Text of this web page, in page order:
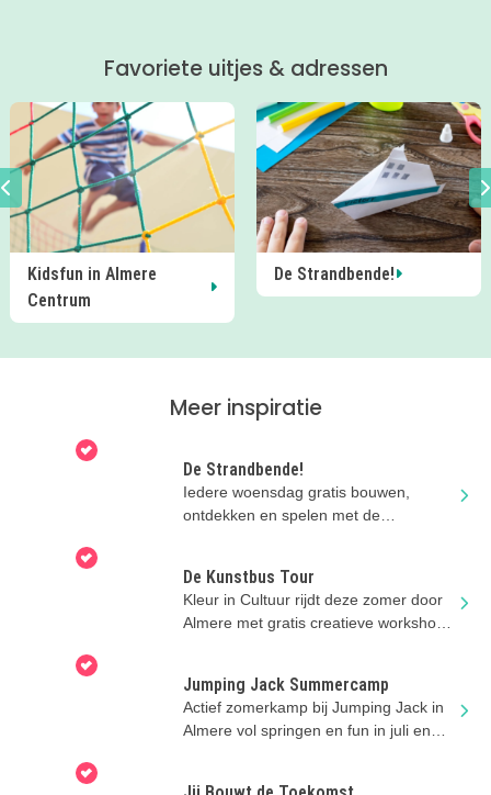
moeder Harmke.
Favoriete uitjes & adressen
De Strandbende!
Schokland
Meer inspiratie
De Strandbende!
Iedere woensdag gratis bouwen,
ontdekken en spelen met de
De Kunstbus Tour
Kleur in Cultuur rijdt deze zomer door
Almere met gratis creatieve workshops
Jumping Jack Summercamp
Actief zomerkamp bij Jumping Jack in
Almere vol springen en fun in juli en